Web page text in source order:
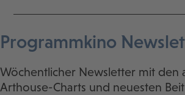
Programmkino
Wöchentlicher Newsletter mit den
Arthouse-Charts und neuesten